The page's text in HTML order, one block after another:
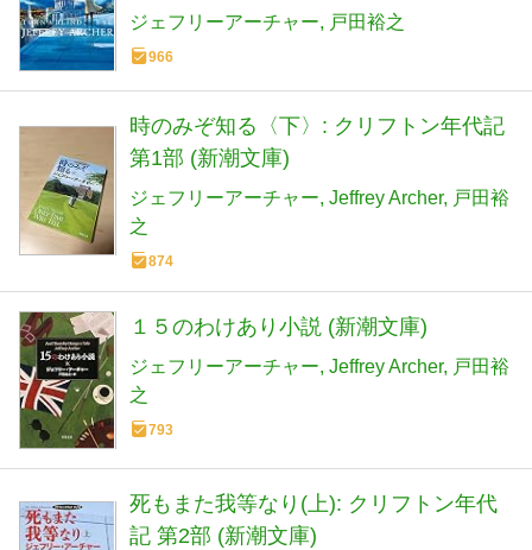
ＯＫＳ)
ジェフリーアーチャー 戸田裕之
966
時のみぞ知る〈下〉: クリフトン年代記
第1部 (新潮文庫)
ジェフリーアーチャー Jeffrey Archer
戸田裕
之
874
１５のわけあり小説 (新潮文庫)
ジェフリーアーチャー Jeffrey Archer
戸田裕
之
793
死もまた我等なり(上): クリフトン年代
記 第2部 (新潮文庫)